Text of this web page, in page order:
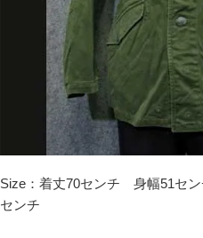
Size：着丈70センチ 身幅51セ
センチ